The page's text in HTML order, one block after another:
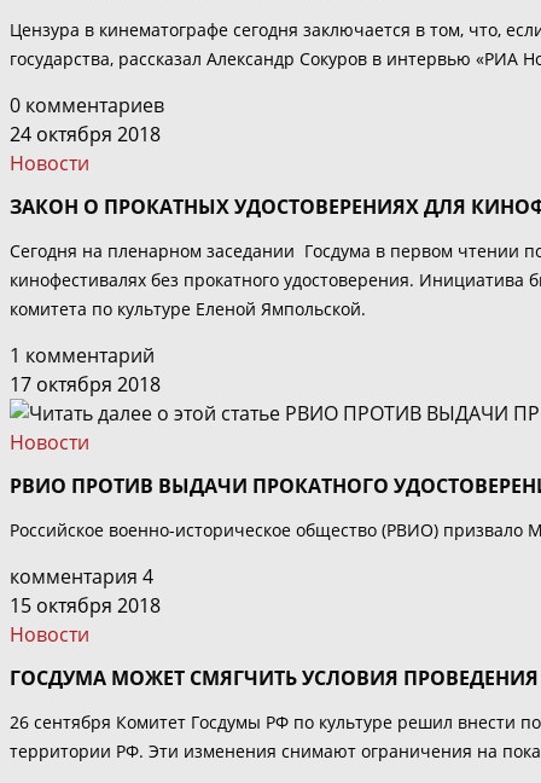
Цензура в кинематографе сегодня заключается в том, что,
государства, рассказал Александр Сокуров в интервью «РИА
0 комментариев
24 октября 2018
Новости
ЗАКОН О ПРОКАТНЫХ УДОСТОВЕРЕНИЯХ ДЛЯ
Сегодня на пленарном заседании Госдума в первом чтении
кинофестивалях без прокатного удостоверения. Инициатива
комитета по культуре Еленой Ямпольской.
1 комментарий
17 октября 2018
Новости
РВИО ПРОТИВ ВЫДАЧИ ПРОКАТНОГО
Российское военно-историческое общество (РВИО)
комментария 4
15 октября 2018
Новости
ГОСДУМА МОЖЕТ СМЯГЧИТЬ УСЛОВИЯ
26 сентября Комитет Госдумы РФ по культуре решил внести
территории РФ. Эти изменения снимают ограничения на